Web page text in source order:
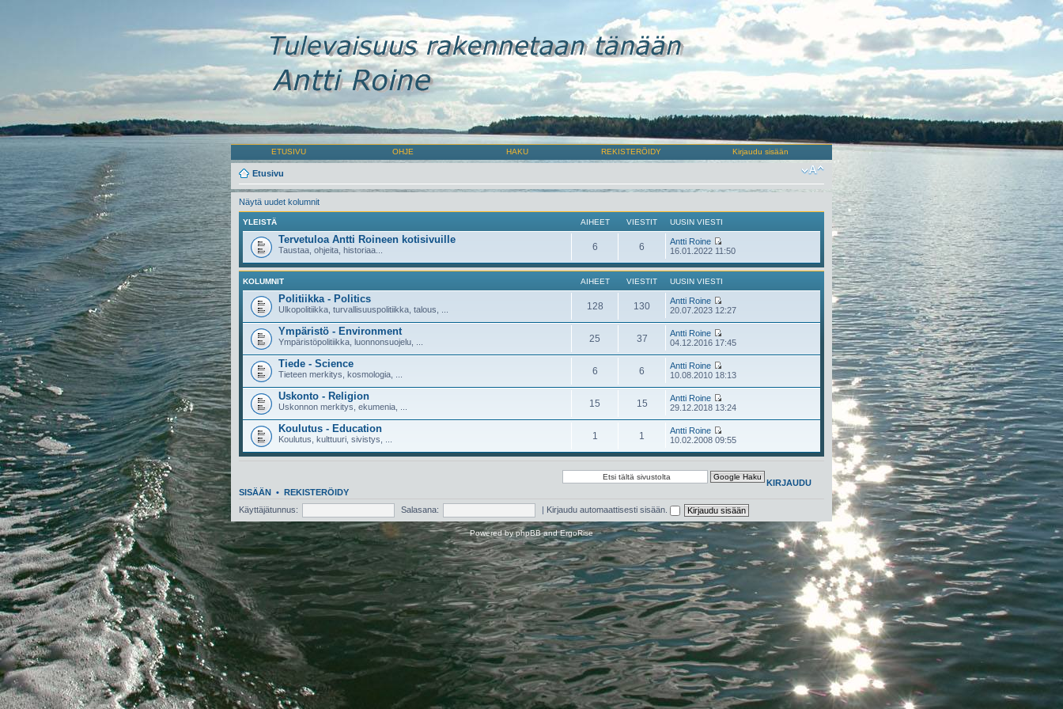
ETUSIVU OHJE HAKU REKISTERÖIDY Kirjaudu sisään
Etusivu
Näytä uudet kolumnit
YLEISTÄ AIHEET VIESTIT UUSIN VIESTI
Tervetuloa Antti Roineen kotisivuille
Taustaa, ohjeita, historiaa... 6 6
Antti Roine
16.01.2022 11:50
KOLUMNIT AIHEET VIESTIT UUSIN VIESTI
Politiikka - Politics
Ulkopolitiikka, turvallisuuspolitiikka, talous, ... 128 130
Antti Roine
20.07.2023 12:27
Ympäristö - Environment
Ympäristöpolitiikka, luonnonsuojelu, ... 25 37
Antti Roine
04.12.2016 17:45
Tiede - Science
Tieteen merkitys, kosmologia, ... 6 6
Antti Roine
10.08.2010 18:13
Uskonto - Religion
Uskonnon merkitys, ekumenia, ... 15 15
Antti Roine
29.12.2018 13:24
Koulutus - Education
Koulutus, kulttuuri, sivistys, ... 1 1
Antti Roine
10.02.2008 09:55
KIRJAUDU
SISÄÄN • REKISTERÖIDY
Käyttäjätunnus:
Salasana: | Kirjaudu automaattisesti sisään.
Powered byphpBBandErgoRise